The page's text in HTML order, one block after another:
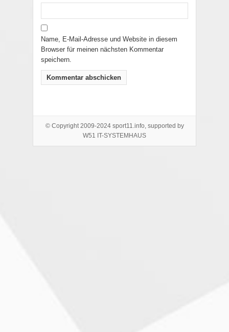
Name, E-Mail-Adresse und Website in diesem
Browser für meinen nächsten Kommentar
speichern.
© Copyright 2009-2024 sport11.info, supported by
W51 IT-SYSTEMHAUS